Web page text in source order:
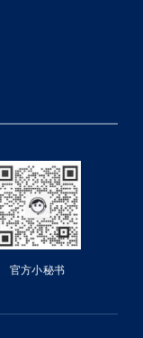
官方小秘书